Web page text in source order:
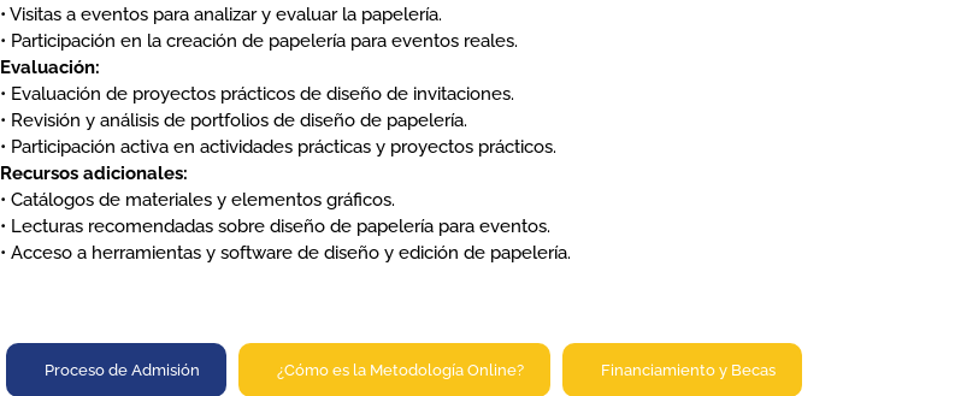
• Visitas a eventos para analizar y evaluar la papelería.
• Participación en la creación de papelería para eventos reales.
Evaluación:
• Evaluación de proyectos prácticos de diseño de invitaciones.
• Revisión y análisis de portfolios de diseño de papelería.
• Participación activa en actividades prácticas y proyectos prácticos.
Recursos adicionales:
• Catálogos de materiales y elementos gráficos.
• Lecturas recomendadas sobre diseño de papelería para eventos.
• Acceso a herramientas y software de diseño y edición de papelería.
Proceso de Admisión​ ¿Cómo es la Metodología Online?​ Financiamiento y Becas​